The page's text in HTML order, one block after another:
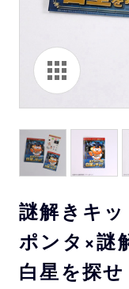
謎解きキ
ポンタ×謎
白星を探せ